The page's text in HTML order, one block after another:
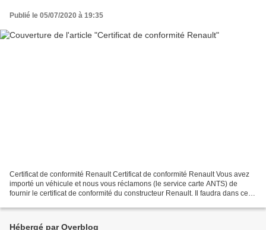
Publié le 05/07/2020 à 19:35
Certificat de conformité Renault Certificat de conformité Renault Vous avez
importé un véhicule et nous vous réclamons (le service carte ANTS) de
fournir le certificat de conformité du constructeur Renault. Il faudra dans ce
Hébergé par Overblog